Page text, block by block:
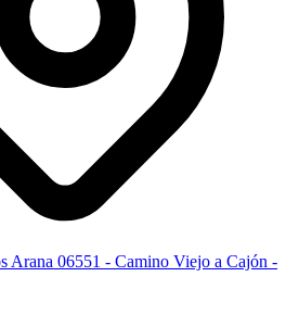
Arana 06551 - Camino Viejo a Cajón -